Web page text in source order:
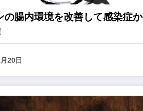
の腸内環境を改善して感染症か
20日